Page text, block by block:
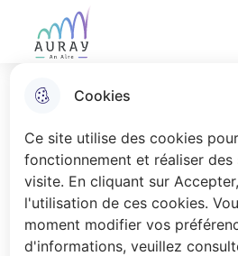
Cookies
Ce site utilise des cookies
fonctionnement et réaliser
visite. En cliquant sur
l'utilisation de ces cookies.
moment modifier vos
d'informations, veuillez
Aller
au
menu
Ville Auray
Accueil
Accéder à la billetterie du
Athéna